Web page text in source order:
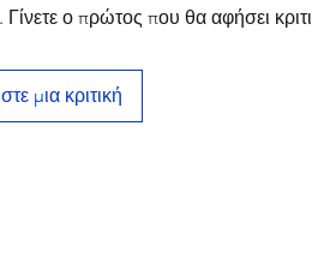
Γίνετε ο πρώτος που θα αφήσει
μια κριτική